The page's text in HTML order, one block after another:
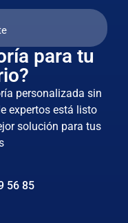
para tu
personalizada sin
expertos está listo
solución para tus
56 85